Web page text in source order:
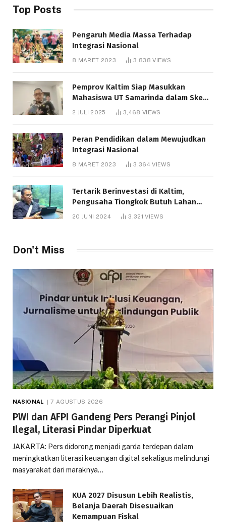
Top Posts
Pengaruh Media Massa Terhadap
Integrasi Nasional
8 MARET 2023 3,838VIEWS
Pemprov Kaltim Siap Masukkan
Mahasiswa UT Samarinda dalam Skema
Bantuan Pendidikan Gratispol
2 JULI 2025 3,468 VIEWS
Peran Pendidikan dalam Mewujudkan
Integrasi Nasional
8 MARET 2023 3,364VIEWS
Tertarik Berinvestasi di Kaltim,
Pengusaha Tiongkok Butuh Lahan
1.000 Hektare
20 JUNI 2024 3,321VIEWS
Don't Miss
NASIONAL 7 AGUSTUS 2026
PWI dan AFPI Gandeng Pers Perangi Pinjol
Ilegal, Literasi Pindar Diperkuat
JAKARTA: Pers didorong menjadi garda terdepan dalam
meningkatkan literasi keuangan digital sekaligus melindungi
masyarakat dari maraknya…
KUA 2027 Disusun Lebih Realistis,
Belanja Daerah Disesuaikan
Kemampuan Fiskal